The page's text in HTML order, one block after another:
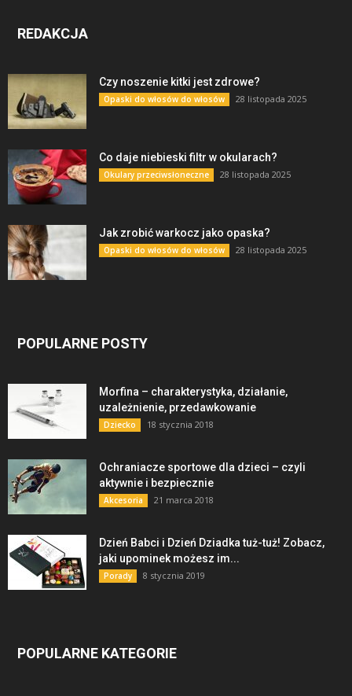
REDAKCJA
Czy noszenie kitki jest zdrowe?
Opaski do włosów do włosów 28 listopada 2025
Co daje niebieski filtr w okularach?
Okulary przeciwsłoneczne 28 listopada 2025
Jak zrobić warkocz jako opaska?
Opaski do włosów do włosów 28 listopada 2025
POPULARNE POSTY
Morfina – charakterystyka, działanie,
uzależnienie, przedawkowanie
Dziecko 18 stycznia 2018
Ochraniacze sportowe dla dzieci – czyli
aktywnie i bezpiecznie
Akcesoria 21 marca 2018
Dzień Babci i Dzień Dziadka tuż-tuż! Zobacz,
jaki upominek możesz im...
Porady 8 stycznia 2019
POPULARNE KATEGORIE